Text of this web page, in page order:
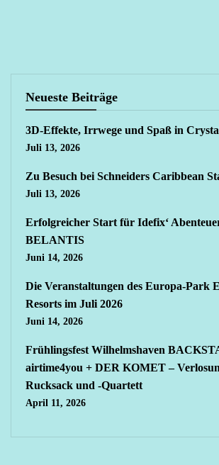
Neueste Beiträge
3D-Effekte, Irrwege und Spaß in
Juli 13, 2026
Zu Besuch bei Schneiders Caribbean
Juli 13, 2026
Erfolgreicher Start für Idefix‘
BELANTIS
Juni 14, 2026
Die Veranstaltungen des Europa-Park
Resorts im Juli 2026
Juni 14, 2026
Frühlingsfest Wilhelmshaven
airtime4you + DER KOMET –
Rucksack und -Quartett
April 11, 2026